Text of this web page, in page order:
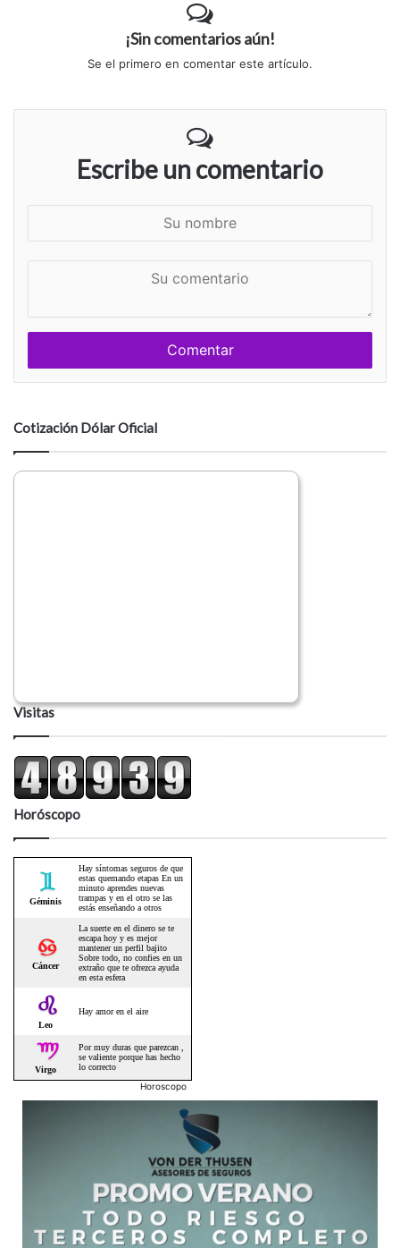
¡Sin comentarios aún!
Se el primero en comentar este artículo.
Escribe un comentario
e
n
a
i
o
Cotización Dólar Oficial
Visitas
Horóscopo
Horoscopo